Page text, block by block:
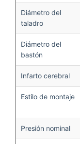
Diámetro del
taladro
Diámetro del
bastón
Infarto cerebral
Estilo de montaje
Presión nominal